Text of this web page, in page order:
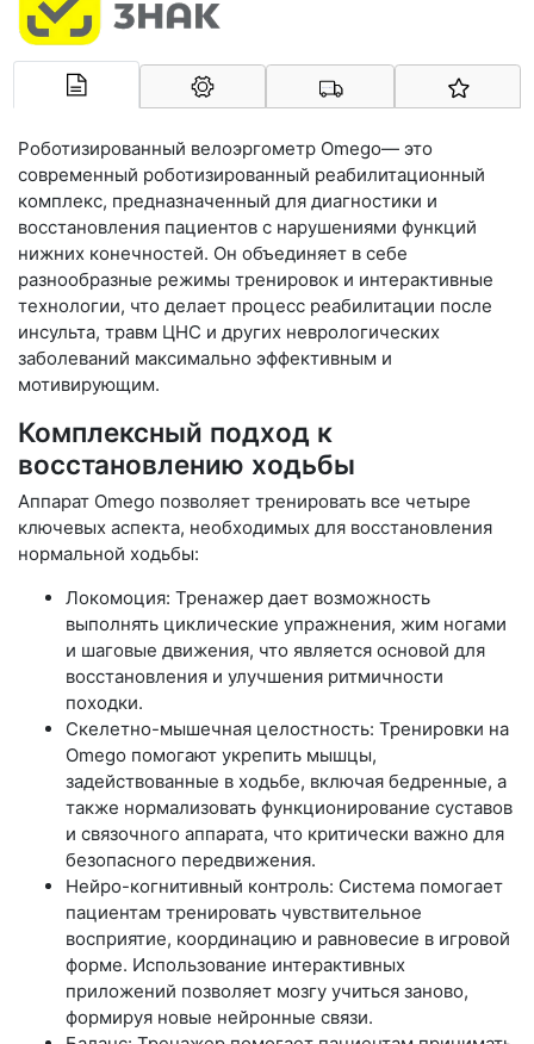
Арконт-Мед
Роботизированный велоэргометр Omego— это
современный роботизированный реабилитационный
комплекс, предназначенный для диагностики и
восстановления пациентов с нарушениями функций
нижних конечностей. Он объединяет в себе
разнообразные режимы тренировок и интерактивные
технологии, что делает процесс реабилитации после
инсульта, травм ЦНС и других неврологических
заболеваний максимально эффективным и
мотивирующим.
Комплексный подход к
восстановлению ходьбы
Аппарат Omego позволяет тренировать все четыре
ключевых аспекта, необходимых для восстановления
нормальной ходьбы:
Локомоция: Тренажер дает возможность
выполнять циклические упражнения, жим ногами
и шаговые движения, что является основой для
восстановления и улучшения ритмичности
походки.
Скелетно-мышечная целостность: Тренировки на
Omego помогают укрепить мышцы,
задействованные в ходьбе, включая бедренные, а
также нормализовать функционирование суставов
и связочного аппарата, что критически важно для
безопасного передвижения.
Нейро-когнитивный контроль: Система помогает
пациентам тренировать чувствительное
восприятие, координацию и равновесие в игровой
форме. Использование интерактивных
приложений позволяет мозгу учиться заново,
формируя новые нейронные связи.